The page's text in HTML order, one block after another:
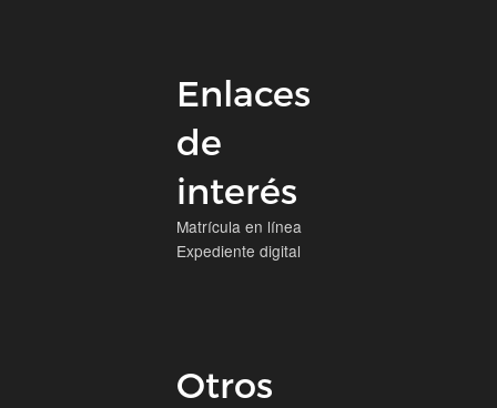
Enlaces
de
interés
Matrícula en línea
Expediente digital
Otros